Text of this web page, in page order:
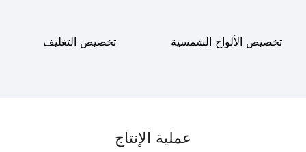
تخصيص التغليف تخصيص الألواح الشمسية
عملية الإنتاج